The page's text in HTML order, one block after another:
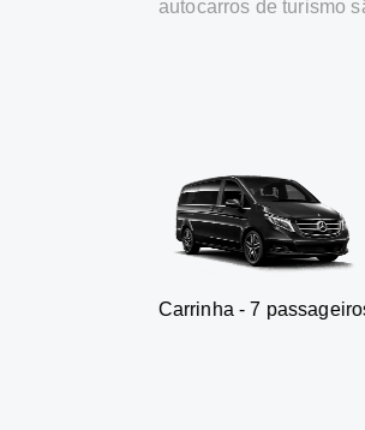
autocarros de turismo
Carrinha - 7 passageiros